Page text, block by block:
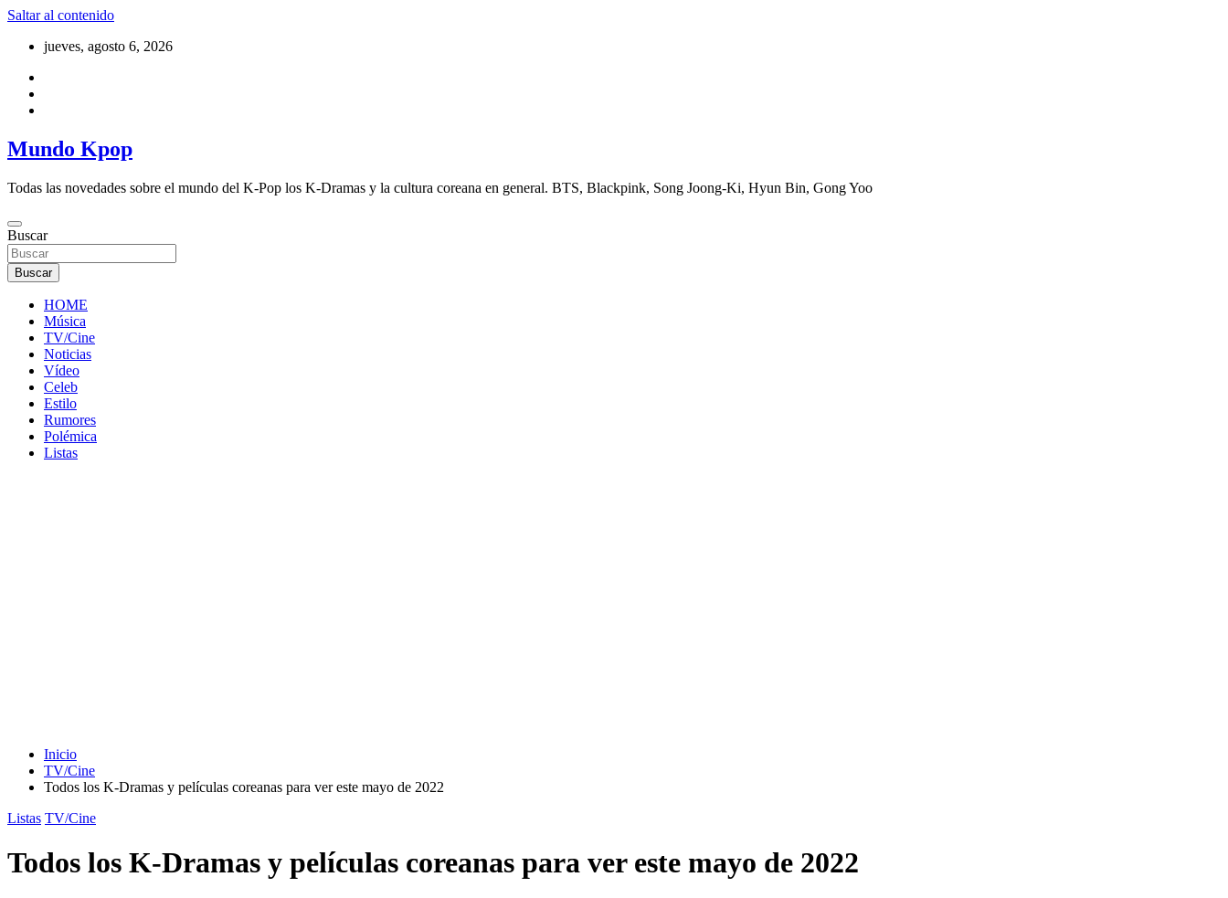
Saltar al contenido
jueves, agosto 6, 2026
Mundo Kpop
Todas las novedades sobre el mundo del K-Pop los K-Dramas y la cultura coreana en general. BTS, Blackpink, Song Joong-Ki, Hyun Bin, Gong Yoo
Buscar
Buscar
HOME
Música
TV/Cine
Noticias
Vídeo
Celeb
Estilo
Rumores
Polémica
Listas
Inicio
TV/Cine
Todos los K-Dramas y películas coreanas para ver este mayo de 2022
Listas TV/Cine
Todos los K-Dramas y películas coreanas para ver este mayo de 2022